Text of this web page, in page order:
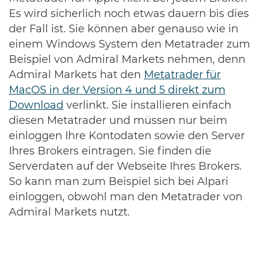
Es wird sicherlich noch etwas dauern bis dies
der Fall ist. Sie können aber genauso wie in
einem Windows System den Metatrader zum
Beispiel von Admiral Markets nehmen, denn
Admiral Markets hat den Metatrader für
MacOS in der Version 4 und 5 direkt zum
Download verlinkt. Sie installieren einfach
diesen Metatrader und müssen nur beim
einloggen Ihre Kontodaten sowie den Server
Ihres Brokers eintragen. Sie finden die
Serverdaten auf der Webseite Ihres Brokers.
So kann man zum Beispiel sich bei Alpari
einloggen, obwohl man den Metatrader von
Admiral Markets nutzt.